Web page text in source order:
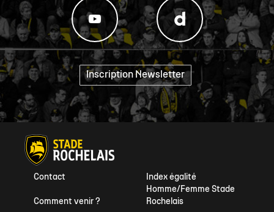
Inscription Newsletter "
Index égalité
Homme/Femme Stade
Rochelais
Contact
Comment venir ?